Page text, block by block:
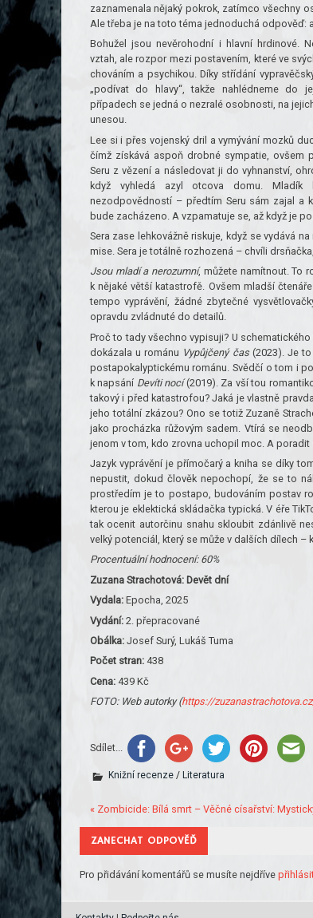
zaznamenala nějaký pokrok, zatímco všechny
Ale třeba je na toto téma jednoduchá odpověď:
Bohužel jsou nevěrohodní i hlavní hrdinové.
vztah, ale rozpor mezi postavením, které ve
chováním a psychikou. Díky střídání
„podívat do hlavy“, takže nahlédneme do
případech se jedná o nezralé osobnosti, na
unesou.
Lee si i přes vojenský dril a vymývání mozků
čímž získává aspoň drobné sympatie, ovšem
Seru z vězení a následovat ji do vyhnanství,
když vyhledá azyl otcova domu. Mladík
nezodpovědností – předtím Seru sám zajal a
bude zacházeno. A vzpamatuje se, až když je
Sera zase lehkovážně riskuje, když se vydává
mise. Sera je totálně rozhozená – chvíli
Jsou mladí a nerozumní, můžete namítnout. To
k nějaké větší katastrofě. Ovšem mladší
tempo vyprávění, žádné zbytečné
opravdu zvládnuté do detailů.
Proč to tady všechno vypisuji? U
dokázala u románu Vypůjčený čas(2023). Je to
postapokalyptickému románu. Svědčí o tom i
k napsání Devíti nocí(2019). Za vší tou
takový i před katastrofou? Jaká je vlastně
jeho totální zkázou? Ono se totiž Zuzaně
jako procházka růžovým sadem. Vtírá se
jenom v tom, kdo zrovna uchopil moc. A
Jazyk vyprávění je přímočarý a kniha se díky
nepustit, dokud člověk nepochopí, že se to
prostředím je to postapo, budováním postav
kterou je eklektická skládačka typická. V éře
tak ocenit autorčinu snahu skloubit zdánlivě
velký potenciál, který se může v dalších dílech
Procentuální hodnocení: 60%
Zuzana Strachotová: Devět dní
Vydala:Epocha, 2025
Vydání:2. přepracované
Obálka:Josef Surý, Lukáš Tuma
Počet stran:438
Cena:439 Kč
FOTO: Web autorky (https://
Sdílet...
Knižní recenze/ Literatura
« Zombicide: Bílá smrt – Věčné císařství:
ZANECHAT ODPOVĚĎ
Pro přidávání komentářů se musíte nejdříve